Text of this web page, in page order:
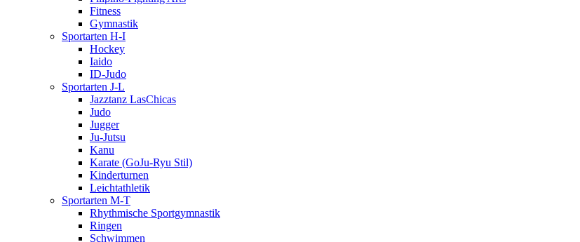
Fitness
Gymnastik
Sportarten H-I
Hockey
Iaido
ID-Judo
Sportarten J-L
Jazztanz LasChicas
Judo
Jugger
Ju-Jutsu
Kanu
Karate (GoJu-Ryu Stil)
Kinderturnen
Leichtathletik
Sportarten M-T
Rhythmische Sportgymnastik
Ringen
Schwimmen